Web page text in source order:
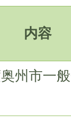
内容
州市一